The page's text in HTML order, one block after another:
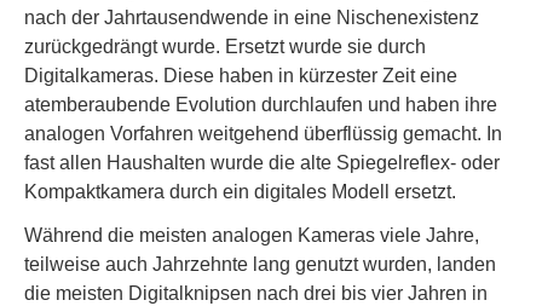
nach der Jahrtausendwende in eine Nischenexistenz
zurückgedrängt wurde. Ersetzt wurde sie durch
Digitalkameras. Diese haben in kürzester Zeit eine
atemberaubende Evolution durchlaufen und haben ihre
analogen Vorfahren weitgehend überflüssig gemacht. In
fast allen Haushalten wurde die alte Spiegelreflex- oder
Kompaktkamera durch ein digitales Modell ersetzt.
Während die meisten analogen Kameras viele Jahre,
teilweise auch Jahrzehnte lang genutzt wurden, landen
die meisten Digitalknipsen nach drei bis vier Jahren in